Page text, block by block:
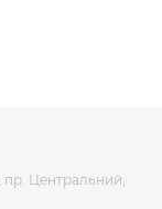
пр. Центральний,